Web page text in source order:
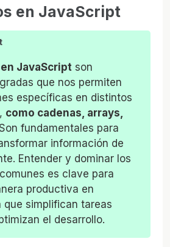
en JavaScript
JavaScript son
que nos permiten
específicas en distintos
como cadenas, arrays,
fundamentales para
información de
Entender y dominar los
es clave para
productiva en
que simplifican tareas
el desarrollo.